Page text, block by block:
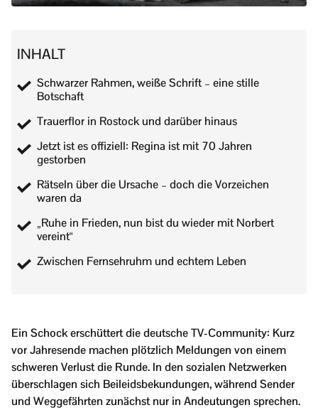
INHALT
Schwarzer Rahmen, weiße Schrift – eine stille
Botschaft
Trauerflor in Rostock und darüber hinaus
Jetzt ist es offiziell: Regina ist mit 70 Jahren
gestorben
Rätseln über die Ursache – doch die Vorzeichen
waren da
„Ruhe in Frieden, nun bist du wieder mit Norbert
vereint“
Zwischen Fernsehruhm und echtem Leben
Ein Schock erschüttert die deutsche TV-Community: Kurz
vor Jahresende machen plötzlich Meldungen von einem
schweren Verlust die Runde. In den sozialen Netzwerken
überschlagen sich Beileidsbekundungen, während Sender
und Weggefährten zunächst nur in Andeutungen sprechen.